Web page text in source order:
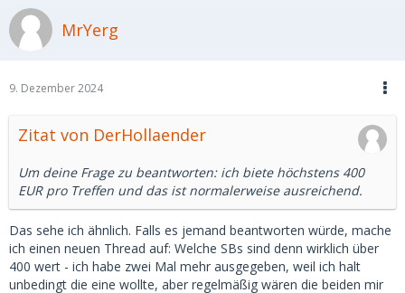
MrYerg
9. Dezember 2024
Zitat von DerHollaender
Um deine Frage zu beantworten: ich biete höchstens 400
EUR pro Treffen und das ist normalerweise ausreichend.
Das sehe ich ähnlich. Falls es jemand beantworten würde, mache
ich einen neuen Thread auf: Welche SBs sind denn wirklich über
400 wert - ich habe zwei Mal mehr ausgegeben, weil ich halt
unbedingt die eine wollte, aber regelmäßig wären die beiden mir